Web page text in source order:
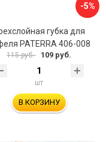
-5%
губка для
PATERRA 406-008
115 руб. 109 руб.
шт
В КОРЗИНУ